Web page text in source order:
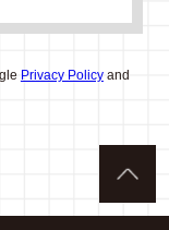
Privacy Policyand